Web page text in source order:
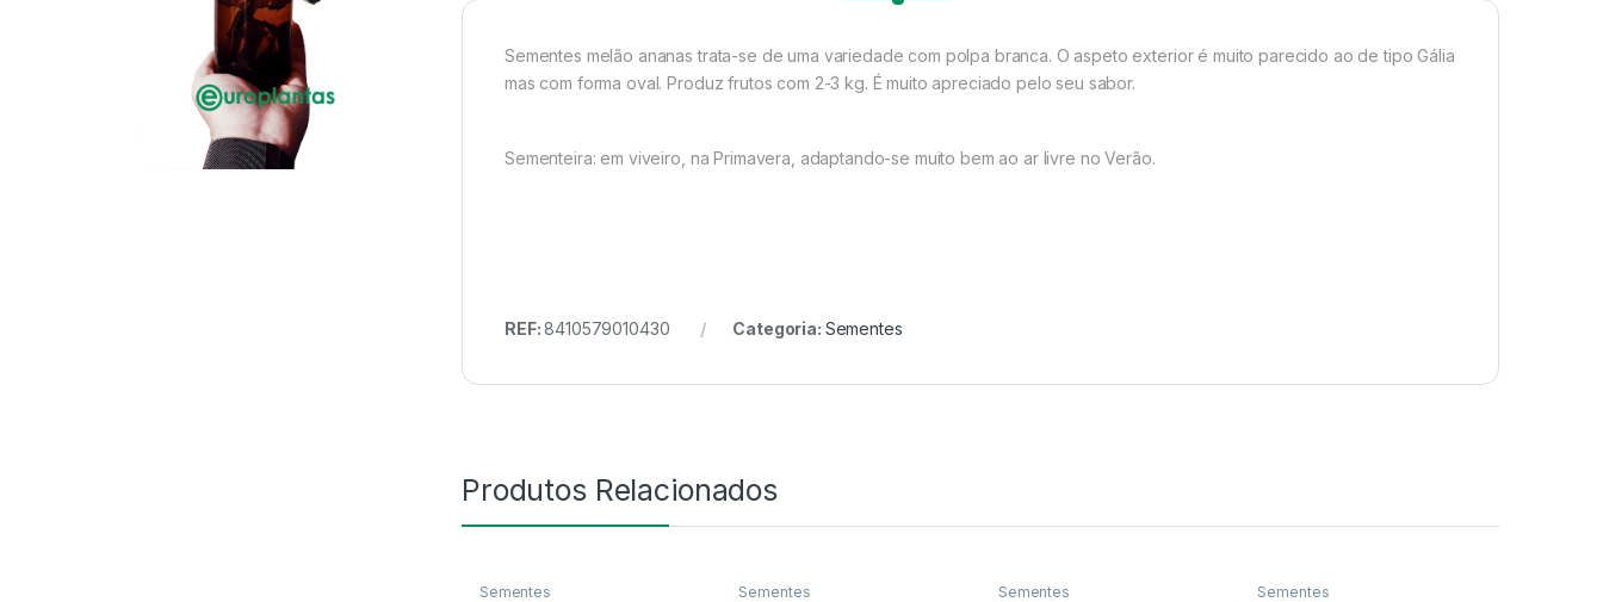
Sementes melão ananas trata-se de uma variedade com polpa branca. O aspeto exterior é muito parecido ao de tipo Gália
mas com forma oval. Produz frutos com 2-3 kg. É muito apreciado pelo seu sabor.
Sementeira: em viveiro, na Primavera, adaptando-se muito bem ao ar livre no Verão.
REF:8410579010430 Categoria: Sementes
Produtos Relacionados
Sementes Sementes Sementes Sementes